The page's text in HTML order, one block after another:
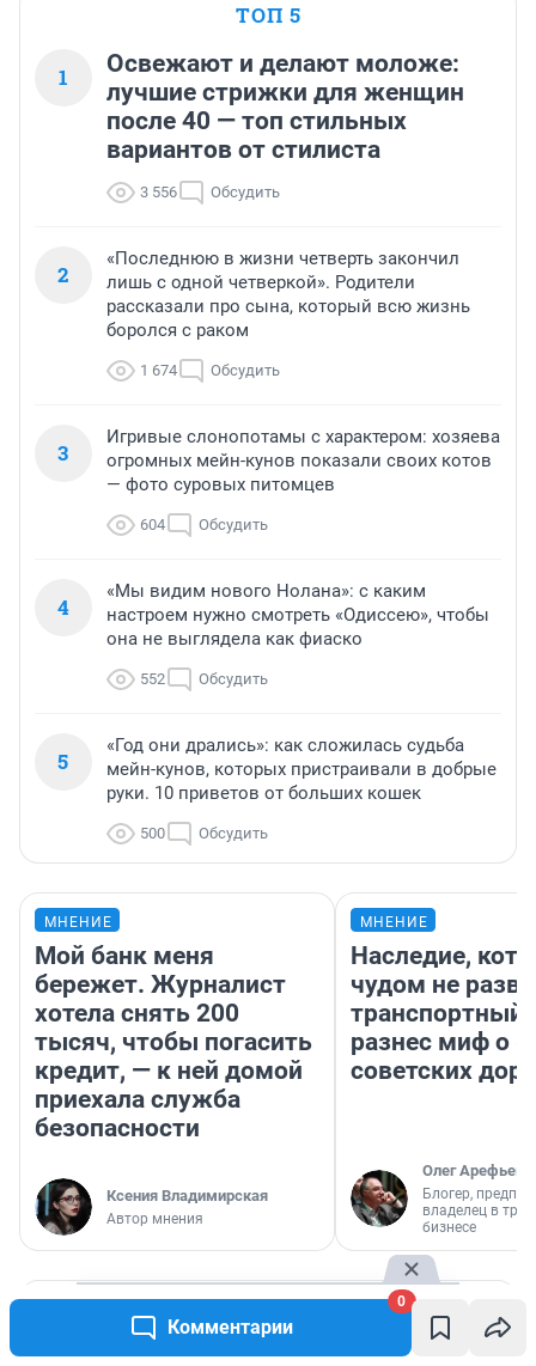
Комментарии
0
ТОП 5
1
Освежают и делают моложе:
лучшие стрижки для женщин
после 40 — топ стильных
вариантов от стилиста
3 556 Обсудить
2
«Последнюю в жизни четверть закончил
лишь с одной четверкой». Родители
рассказали про сына, который всю жизнь
боролся с раком
1 674 Обсудить
3
Игривые слонопотамы с характером: хозяева
огромных мейн-кунов показали своих котов
— фото суровых питомцев
604 Обсудить
4
«Мы видим нового Нолана»: с каким
настроем нужно смотреть «Одиссею», чтобы
она не выглядела как фиаско
552 Обсудить
5
«Год они дрались»: как сложилась судьба
мейн-кунов, которых пристраивали в добрые
руки. 10 приветов от больших кошек
500 Обсудить
МНЕНИЕ
Мой банк меня
бережет. Журналист
хотела снять 200
тысяч, чтобы погасить
кредит, — к ней домой
приехала служба
безопасности
Ксения Владимирская
Автор мнения
МНЕНИЕ
Наследие,
чудом не
транспортный
разнес миф о
советских
Олег Арефьев
Блогер,
владелец в
бизнесе
«Год преследовал и облил кислотой».